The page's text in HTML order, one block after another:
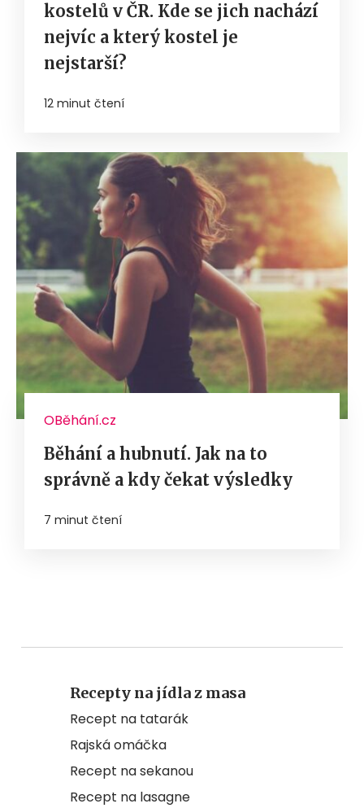
kostelů v ČR. Kde se jich nachází
nejvíc a který kostel je
nejstarší?
12 minut čtení
OBěhání.cz
Běhání a hubnutí. Jak na to
správně a kdy čekat výsledky
7 minut čtení
Recepty na jídla z masa
Recept na tatarák
Rajská omáčka
Recept na sekanou
Recept na lasagne